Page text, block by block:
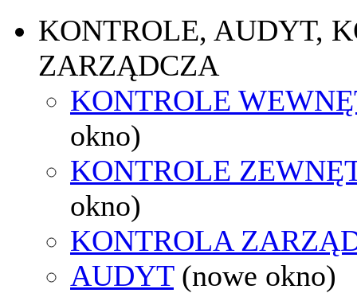
KONTROLE, AUDYT,
ZARZĄDCZA
KONTROLE
okno)
KONTROLE
okno)
KONTROLA
AUDYT (nowe okno)